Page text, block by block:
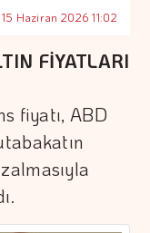
Haziran 2026 11:02
FİYATLARI
fiyatı, ABD